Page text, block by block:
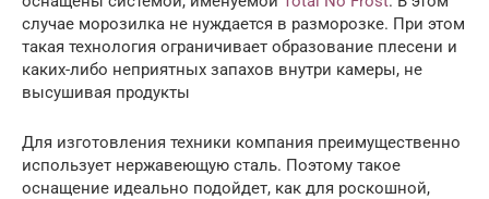
случае морозилка не нуждается в разморозке. При этом
такая технология ограничивает образование плесени и
каких-либо неприятных запахов внутри камеры, не
высушивая продукты
Для изготовления техники компания преимущественно
использует нержавеющую сталь. Поэтому такое
оснащение идеально подойдет, как для роскошной,